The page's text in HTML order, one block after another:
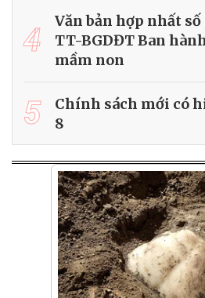
4
Văn bản hợp nhất
TT-BGDĐT Ban
mầm non
5
Chính sách mới có
8